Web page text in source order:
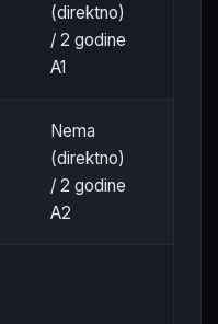
(direktno)
/ 2 godine
A1
Nema
(direktno)
/ 2 godine
A2